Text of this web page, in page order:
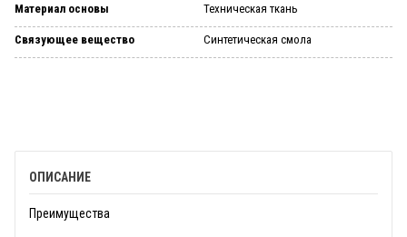
Материал основы Техническая ткань
Связующее вещество Синтетическая смола
ОПИСАНИЕ
Преимущества